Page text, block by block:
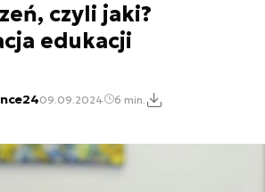
czyli jaki?
edukacji
09.09.2024 6 min.